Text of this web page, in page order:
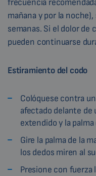
frecuencia
mañana y por la
semanas. Si el dolor de
pueden continuarse
Estiramiento del codo
Colóquese contra
afectado delante de
extendido y la
Gire la palma de la
los dedos miren al
Presione con fuerza